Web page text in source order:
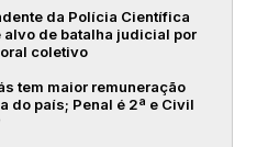
da Polícia Científica
alvo de batalha judicial por
coletivo
tem maior remuneração
do país; Penal é 2ª e Civil